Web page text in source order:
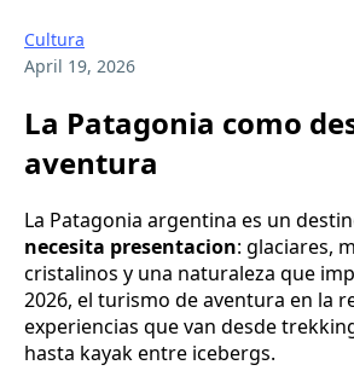
Cultura
April 19, 2026
La Patagonia como
aventura
La Patagonia argentina es un
necesita presentacion: glaciares,
cristalinos y una naturaleza que
2026, el turismo de aventura en la
experiencias que van desde
hasta kayak entre icebergs.